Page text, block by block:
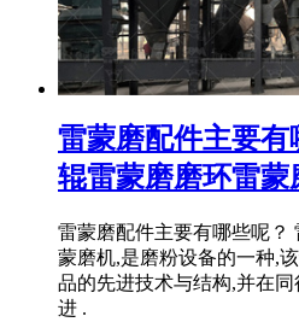
雷蒙磨配件主要
辊雷蒙磨磨环雷蒙
雷蒙磨配件主要有哪些呢？
蒙磨机,是磨粉设备的一种,
品的先进技术与结构,并在
进 .